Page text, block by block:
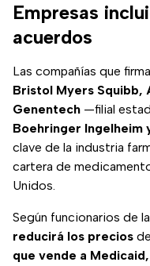
Empresas
acuerdos
Las compañías que
Bristol Myers Squibb,
Genentech —filial
Boehringer Ingelheim
clave de la industria
cartera de
Unidos.
Según funcionarios de
reducirá los precios
que vende a Medicaid,